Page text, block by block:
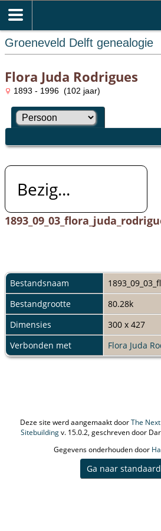
Groeneveld Delft genealogie
Flora Juda Rodrigues
1893 - 1996 (102 jaar)
Bezig...
Bestandsnaam
Bestandgrootte
80.28k
Dimensies
300 x 427
Verbonden met
Flora Juda
Deze site werd aangemaakt doorThe
Sitebuildingv. 15.0.2, geschreven door
Gegevens onderhouden door
Ga naar